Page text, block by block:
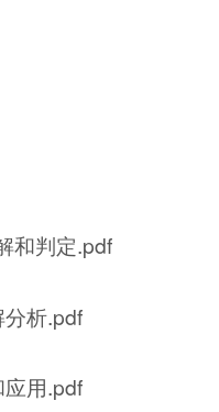
和判定.pdf
析.pdf
用.pdf